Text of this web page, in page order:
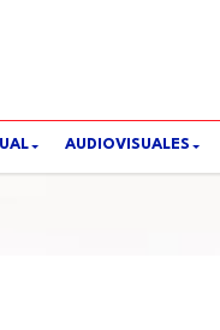
AUDIOVISUALES